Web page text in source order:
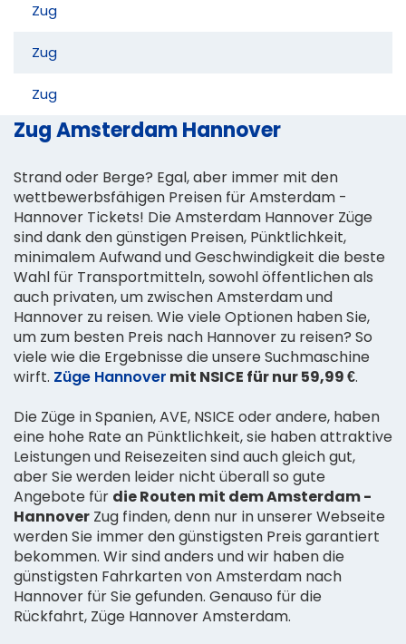
Zug
Zug
Zug
Zug Amsterdam Hannover
Strand oder Berge? Egal, aber immer mit den
wettbewerbsfähigen Preisen für Amsterdam -
Hannover Tickets! Die Amsterdam Hannover Züge
sind dank den günstigen Preisen, Pünktlichkeit,
minimalem Aufwand und Geschwindigkeit die beste
Wahl für Transportmitteln, sowohl öffentlichen als
auch privaten, um zwischen Amsterdam und
Hannover zu reisen. Wie viele Optionen haben Sie,
um zum besten Preis nach Hannover zu reisen? So
viele wie die Ergebnisse die unsere Suchmaschine
wirft. Züge Hannover mit NSICE für nur 59,99 €.
Die Züge in Spanien, AVE, NSICE oder andere, haben
eine hohe Rate an Pünktlichkeit, sie haben attraktive
Leistungen und Reisezeiten sind auch gleich gut,
aber Sie werden leider nicht überall so gute
Angebote für die Routen mit dem Amsterdam -
Hannover Zug finden, denn nur in unserer Webseite
werden Sie immer den günstigsten Preis garantiert
bekommen. Wir sind anders und wir haben die
günstigsten Fahrkarten von Amsterdam nach
Hannover für Sie gefunden. Genauso für die
Rückfahrt, Züge Hannover Amsterdam.